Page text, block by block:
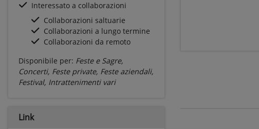
Interessato a collaborazioni
Collaborazioni saltuarie
Collaborazioni a lungo termine
Collaborazioni da remoto
Disponibile per: Feste e Sagre,
Concerti, Feste private, Feste aziendali,
Festival, Intrattenimenti vari
Link